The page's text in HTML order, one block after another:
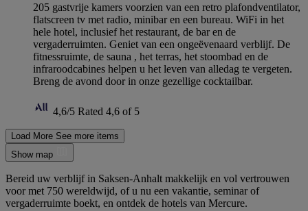
205 gastvrije kamers voorzien van een retro plafondventilator,
flatscreen tv met radio, minibar en een bureau. WiFi in het
hele hotel, inclusief het restaurant, de bar en de
vergaderruimten. Geniet van een ongeëvenaard verblijf. De
fitnessruimte, de sauna , het terras, het stoombad en de
infraroodcabines helpen u het leven van alledag te vergeten.
Breng de avond door in onze gezellige cocktailbar.
4,6/5 Rated 4,6 of 5
Load More See more items
Show map
Bereid uw verblijf in Saksen-Anhalt makkelijk en vol vertrouwen
voor met 750 wereldwijd, of u nu een vakantie, seminar of
vergaderruimte boekt, en ontdek de hotels van Mercure.